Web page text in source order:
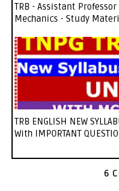
TRB - Assistant
Mechanics - Study
TRB ENGLISH NEW
With IMPORTANT
6